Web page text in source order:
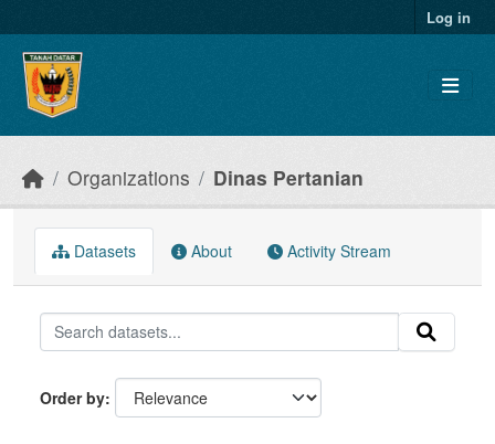
Log in
Organizations Dinas Pertanian
Datasets About Activity Stream
Order by